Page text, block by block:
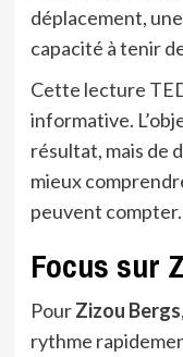
déplacement,
capacité à tenir
Cette lecture
informative.
résultat, mais de
mieux
peuvent compter.
Focus sur
PourZizou Bergs
rythme